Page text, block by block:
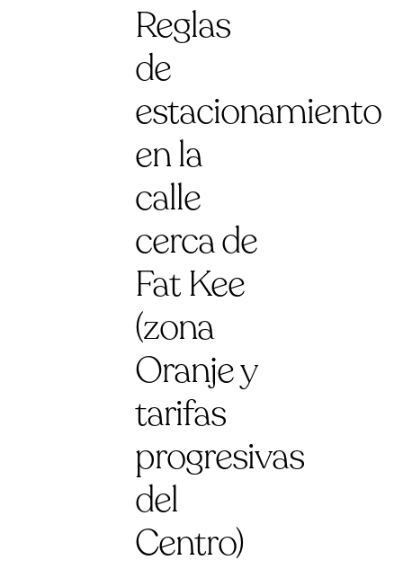
Reglas
de
estacionamiento
en la
calle
cerca de
Fat Kee
(zona
Oranje y
tarifas
progresivas
del
Centro)